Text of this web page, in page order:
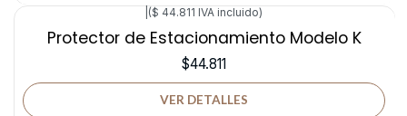
($ 44.811 IVA incluido)
Protector de Estacionamiento Modelo K
$44.811
VER DETALLES